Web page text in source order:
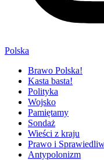
Polska
Brawo Polska!
Kasta basta!
Polityka
Wojsko
Pamiętamy
Sondaż
Wieści z kraju
Prawo i
Antypolonizm